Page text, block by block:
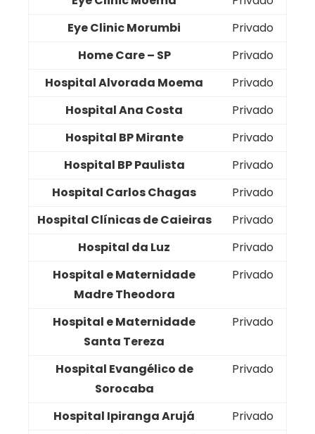
Eye Clinic Morumbi
Privado
Home Care – SP
Privado
Hospital Alvorada Moema
Privado
Hospital Ana Costa
Privado
Hospital BP Mirante
Privado
Hospital BP Paulista
Privado
Hospital Carlos Chagas
Privado
Hospital Clínicas de Caieiras
Privado
Hospital da Luz
Privado
Hospital e Maternidade
Madre Theodora
Privado
Hospital e Maternidade
Santa Tereza
Privado
Hospital Evangélico de
Sorocaba
Privado
Hospital Ipiranga Arujá
Privado